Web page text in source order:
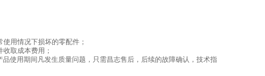
用情况下损坏的零配件；
取成本费用；
使用期间凡发生质量问题，只需昌志售后，后续的故障确认，技术指